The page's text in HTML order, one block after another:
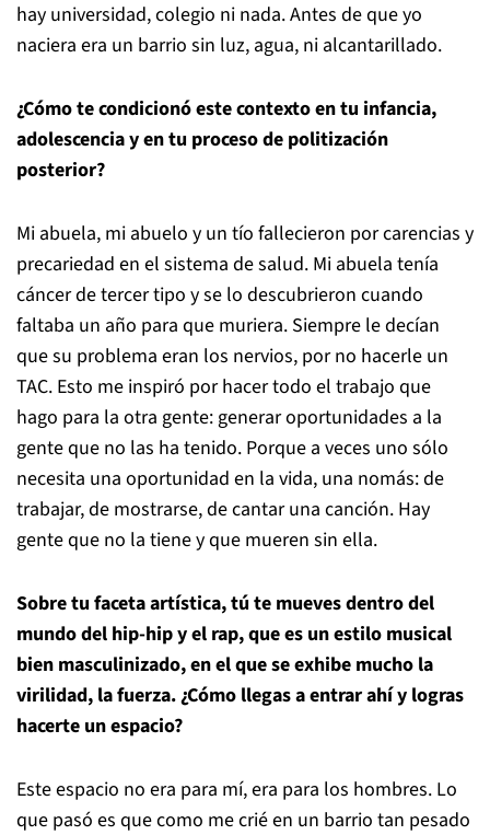
hay universidad, colegio ni nada. Antes de que yo
naciera era un barrio sin luz, agua, ni alcantarillado.
¿Cómo te condicionó este contexto en tu infancia,
adolescencia y en tu proceso de politización
posterior?
Mi abuela, mi abuelo y un tío fallecieron por carencias y
precariedad en el sistema de salud. Mi abuela tenía
cáncer de tercer tipo y se lo descubrieron cuando
faltaba un año para que muriera. Siempre le decían
que su problema eran los nervios, por no hacerle un
TAC. Esto me inspiró por hacer todo el trabajo que
hago para la otra gente: generar oportunidades a la
gente que no las ha tenido. Porque a veces uno sólo
necesita una oportunidad en la vida, una nomás: de
trabajar, de mostrarse, de cantar una canción. Hay
gente que no la tiene y que mueren sin ella.
Sobre tu faceta artística, tú te mueves dentro del
mundo del hip-hip y el rap, que es un estilo musical
bien masculinizado, en el que se exhibe mucho la
virilidad, la fuerza. ¿Cómo llegas a entrar ahí y logras
hacerte un espacio?
Este espacio no era para mí, era para los hombres. Lo
que pasó es que como me crié en un barrio tan pesado